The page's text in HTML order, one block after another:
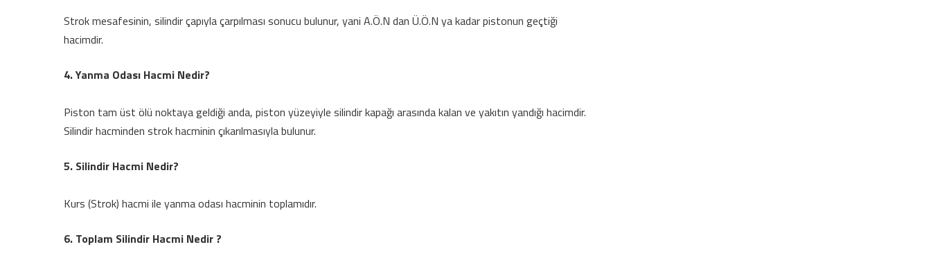
Strok mesafesinin, silindir çapıyla çarpılması sonucu bulunur, yani A.Ö.N dan Ü.Ö.N ya kadar pistonun geçtiği
hacimdir.
4. Yanma Odası Hacmi Nedir?
Piston tam üst ölü noktaya geldiği anda, piston yüzeyiyle silindir kapağı arasında kalan ve yakıtın yandığı hacimdir.
Silindir hacminden strok hacminin çıkarılmasıyla bulunur.
5. Silindir Hacmi Nedir?
Kurs (Strok) hacmi ile yanma odası hacminin toplamıdır.
6. Toplam Silindir Hacmi Nedir ?